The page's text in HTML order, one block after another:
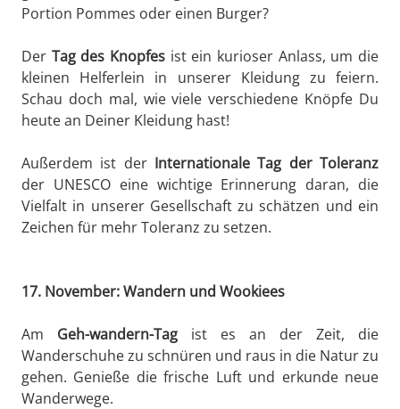
Portion Pommes oder einen Burger?
Der Tag des Knopfes ist ein kurioser Anlass, um die
kleinen Helferlein in unserer Kleidung zu feiern.
Schau doch mal, wie viele verschiedene Knöpfe Du
heute an Deiner Kleidung hast!
Außerdem ist der Internationale Tag der Toleranz
der UNESCO eine wichtige Erinnerung daran, die
Vielfalt in unserer Gesellschaft zu schätzen und ein
Zeichen für mehr Toleranz zu setzen.
17. November: Wandern und Wookiees
Am Geh-wandern-Tag ist es an der Zeit, die
Wanderschuhe zu schnüren und raus in die Natur zu
gehen. Genieße die frische Luft und erkunde neue
Wanderwege.